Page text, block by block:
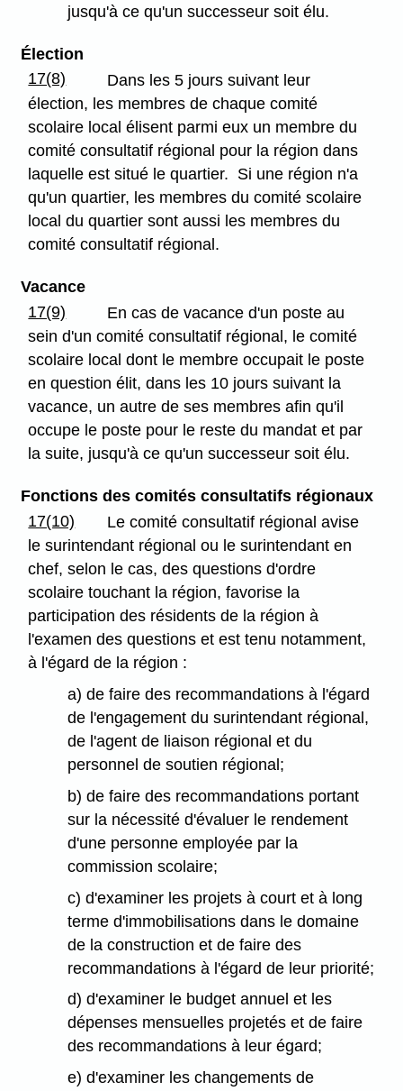
jusqu'à ce qu'un successeur soit élu.
Élection
17(8)
Dans les 5 jours suivant leur
élection, les membres de chaque comité
scolaire local élisent parmi eux un membre du
comité consultatif régional pour la région dans
laquelle est situé le quartier. Si une région n'a
qu'un quartier, les membres du comité scolaire
local du quartier sont aussi les membres du
comité consultatif régional.
Vacance
17(9)
En cas de vacance d'un poste au
sein d'un comité consultatif régional, le comité
scolaire local dont le membre occupait le poste
en question élit, dans les 10 jours suivant la
vacance, un autre de ses membres afin qu'il
occupe le poste pour le reste du mandat et par
la suite, jusqu'à ce qu'un successeur soit élu.
Fonctions des comités consultatifs régionaux
17(10)
Le comité consultatif régional avise
le surintendant régional ou le surintendant en
chef, selon le cas, des questions d'ordre
scolaire touchant la région, favorise la
participation des résidents de la région à
l'examen des questions et est tenu notamment,
à l'égard de la région :
a) de faire des recommandations à l'égard
de l'engagement du surintendant régional,
de l'agent de liaison régional et du
personnel de soutien régional;
b) de faire des recommandations portant
sur la nécessité d'évaluer le rendement
d'une personne employée par la
commission scolaire;
c) d'examiner les projets à court et à long
terme d'immobilisations dans le domaine
de la construction et de faire des
recommandations à l'égard de leur priorité;
d) d'examiner le budget annuel et les
dépenses mensuelles projetés et de faire
des recommandations à leur égard;
e) d'examiner les changements de